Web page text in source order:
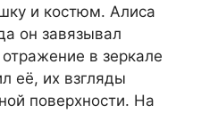
и костюм. Алиса
он завязывал
в зеркале
её, их взгляды
поверхности. На